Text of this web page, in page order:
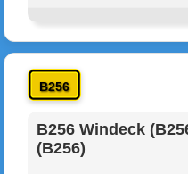
B256
B256 Windeck
(B256)